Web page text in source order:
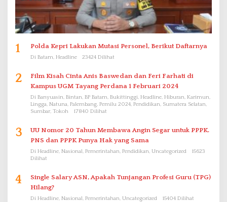
1 Polda Kepri Lakukan Mutasi Personel, Berikut Daftarnya
Di Batam, Headline 23424 Dilihat
2
Film Kisah Cinta Anis Baswedan dan Feri Farhati di
Kampus UGM Tayang Perdana 1 Februari 2024
Di Banyuasin, Bintan, BP Batam, Bukittinggi, Headline, Hiburan, Karimun,
Lingga, Natuna, Palembang, Pemilu 2024, Pendidikan, Sumatera Selatan,
Sumbar, Tokoh
17840 Dilihat
3
UU Nomor 20 Tahun Membawa Angin Segar untuk PPPK.
PNS dan PPPK Punya Hak yang Sama
Di Headline, Nasional, Pemerintahan, Pendidikan, Uncategorized
15623
Dilihat
4
Single Salary ASN, Apakah Tunjangan Profesi Guru (TPG)
Hilang?
Di Headline, Nasional, Pemerintahan, Uncategorized 15404 Dilihat